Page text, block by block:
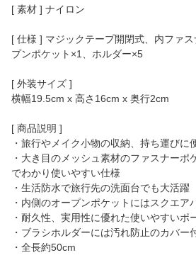
[ 素材 ] ナイロン
[ 仕様 ] マジックテープ開閉式、内ファ
プンポケット×1、ホルダー×5
[ 外装サイズ ]
横幅19.5cm x 高さ16cm x 奥行2cm
[ 商品説明 ]
・旅行やメイク小物の収納、持ち運びに
・大き目のメッシュ素材のファスナーポ
でわかり使いやすい仕様
・生活防水で旅行先の洗面台でも大活躍
・内側のオープンポケットにはスクエア
・耐久性、実用性に優れた使いやすいポ
・ブラシホルダーには汚れ防止のカバー
・全長約50cm